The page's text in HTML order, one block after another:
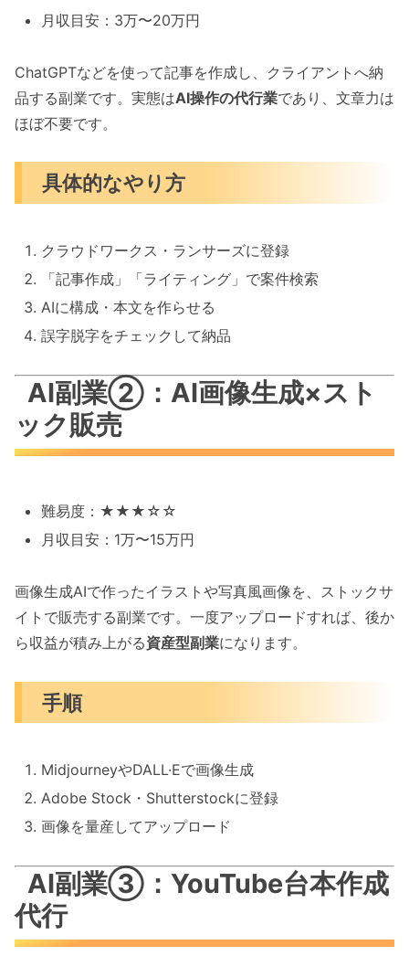
月収目安：3万〜20万円
ChatGPTなどを使って記事を作成し、クライアントへ納
品する副業です。実態はAI操作の代行業であり、文章力は
ほぼ不要です。
具体的なやり方
クラウドワークス・ランサーズに登録
「記事作成」「ライティング」で案件検索
AIに構成・本文を作らせる
誤字脱字をチェックして納品
AI副業②：AI画像生成×スト
ック販売
難易度：★★★☆☆
月収目安：1万〜15万円
画像生成AIで作ったイラストや写真風画像を、ストックサ
イトで販売する副業です。一度アップロードすれば、後か
ら収益が積み上がる資産型副業になります。
手順
MidjourneyやDALL·Eで画像生成
Adobe Stock・Shutterstockに登録
画像を量産してアップロード
AI副業③：YouTube台本作成
代行